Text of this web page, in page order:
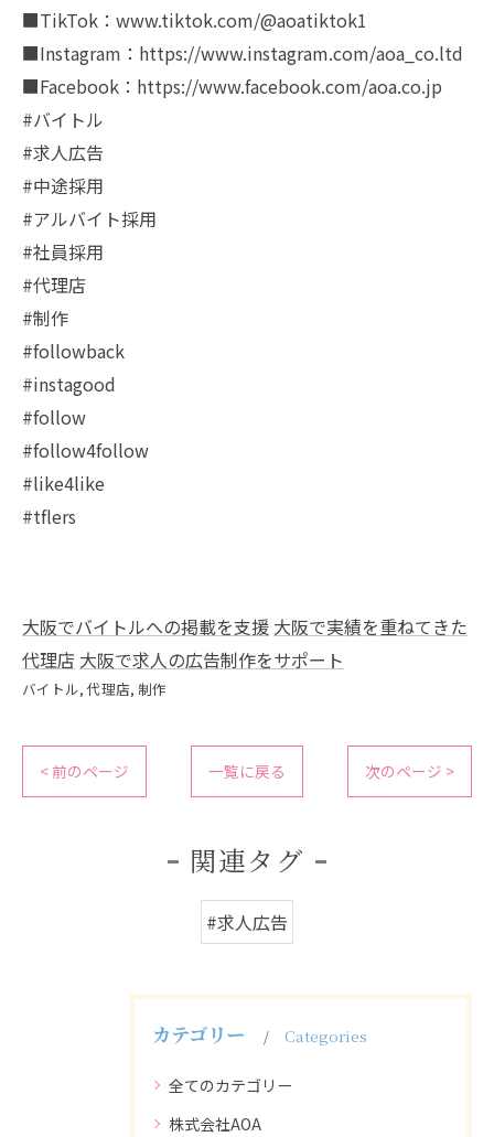
■TikTok：www.tiktok.com/@aoatiktok1
■Instagram：https://www.instagram.com/aoa_co.ltd
■Facebook：https://www.facebook.com/aoa.co.jp
#バイトル
#求人広告
#中途採用
#アルバイト採用
#社員採用
#代理店
#制作
#followback
#instagood
#follow
#follow4follow
#like4like
#tflers
大阪でバイトルへの掲載を支援 大阪で実績を重ねてきた
代理店 大阪で求人の広告制作をサポート
バイトル 代理店 制作
< 前のページ 一覧に戻る 次のページ >
関連タグ
#求人広告
カテゴリー Categories
全てのカテゴリー
株式会社AOA